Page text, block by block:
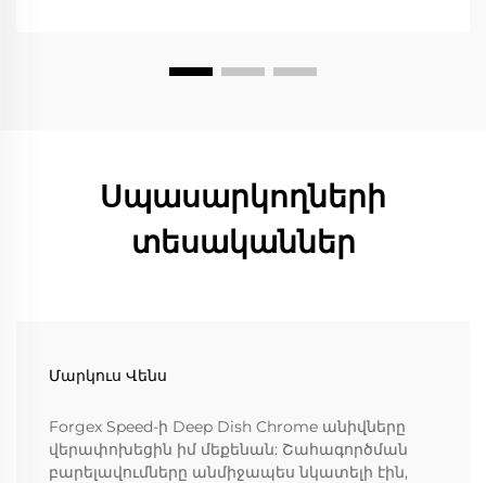
Սպասարկողների
տեսականներ
Մարկուս Վենս
Forgex Speed-ի Deep Dish Chrome անիվները
վերափոխեցին իմ մեքենան: Շահագործման
բարելավումները անմիջապես նկատելի էին,